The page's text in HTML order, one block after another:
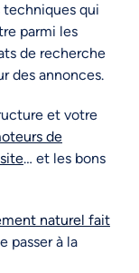
techniques qui
parmi les
de recherche
des annonces.
et votre
de
… et les bons
naturel fait
passer à la